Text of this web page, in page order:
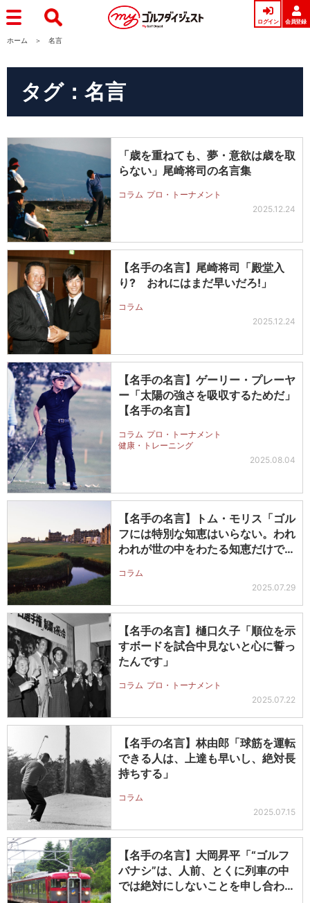
ログイン 会員登録
ホーム 名言
タグ：名言
「歳を重ねても、夢・意欲は歳を取
らない」尾崎将司の名言集
コラム プロ・トーナメント
2025.12.24
【名手の名言】尾崎将司「殿堂入
り? おれにはまだ早いだろ!」
コラム
2025.12.24
【名手の名言】ゲーリー・プレーヤ
ー「太陽の強さを吸収するためだ」
【名手の名言】
コラム プロ・トーナメント
健康・トレーニング
2025.08.04
【名手の名言】トム・モリス「ゴル
フには特別な知恵はいらない。われ
われが世の中をわたる知恵だけで十
コラム
2025.07.29
【名手の名言】樋口久子「順位を示
すボードを試合中見ないと心に誓っ
たんです」
コラム プロ・トーナメント
2025.07.22
【名手の名言】林由郎「球筋を運転
できる人は、上達も早いし、絶対長
持ちする」
コラム
2025.07.15
【名手の名言】大岡昇平「“ゴルフ
バナシ”は、人前、とくに列車の中
では絶対にしないことを申し合わせ